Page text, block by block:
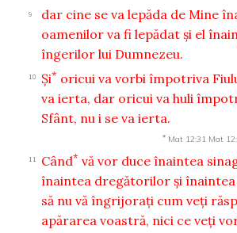
9
dar cine se va lepăda de Mine
oamenilor va fi lepădat şi el
îngerilor lui Dumnezeu.
10 Şi* oricui va vorbi împotriva
va ierta, dar oricui va huli
Sfânt, nu i se va ierta.
* Mat 12:31 Mat
11 Când* vă vor duce înaintea
înaintea dregătorilor şi
să nu vă îngrijoraţi cum veţi
apărarea voastră, nici ce veţi